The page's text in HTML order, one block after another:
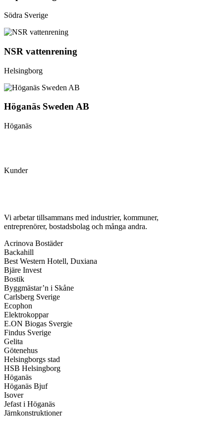
Södra Sverige
NSR vattenrening
Helsingborg
Höganäs Sweden AB
Höganäs
Kunder
Vi arbetar tillsammans med industrier, kommuner,
entreprenörer, bostadsbolag och många andra.
Acrinova Bostäder
Backahill
Best Western Hotell, Duxiana
Bjäre Invest
Bostik
Byggmästar’n i Skåne
Carlsberg Sverige
Ecophon
Elektrokoppar
E.ON Biogas Svergie
Findus Sverige
Gelita
Götenehus
Helsingborgs stad
HSB Helsingborg
Höganäs
Höganäs Bjuf
Isover
Jefast i Höganäs
Järnkonstruktioner